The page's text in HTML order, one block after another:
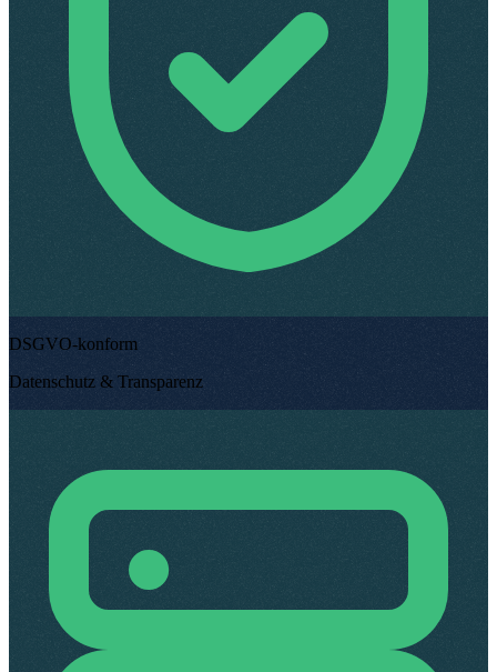
DSGVO-konform
Datenschutz & Transparenz